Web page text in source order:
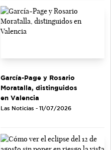
García-Page y Rosario
Moratalla, distinguidos
en Valencia
Las Noticias - 11/07/2026